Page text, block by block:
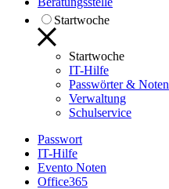
Startwoche
Startwoche
IT-Hilfe
Passwörter & Noten
Verwaltung
Schulservice
Passwort
IT-Hilfe
Evento Noten
Office365